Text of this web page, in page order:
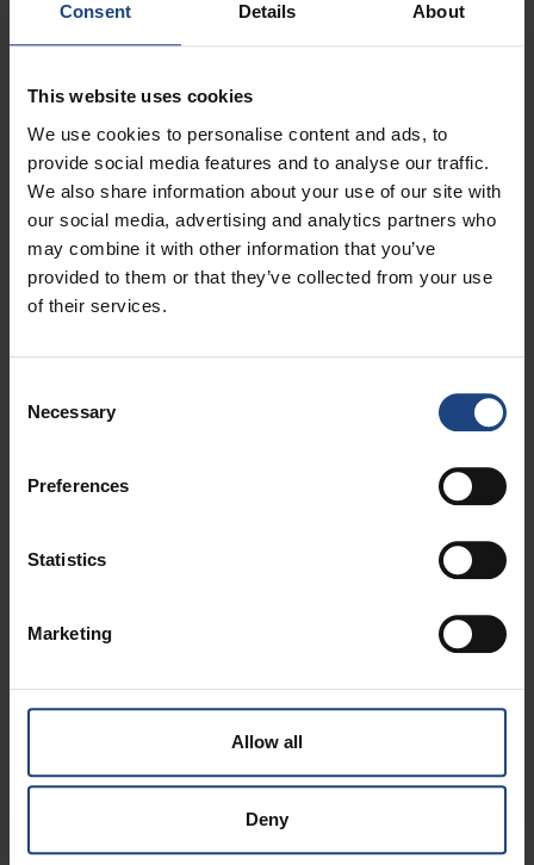
Consent Details About
This website uses cookies
We use cookies to personalise content and ads, to
provide social media features and to analyse our traffic.
We also share information about your use of our site with
our social media, advertising and analytics partners who
may combine it with other information that you’ve
provided to them or that they’ve collected from your use
of their services.
Selection
Necessary
Preferences
Statistics
Marketing
Allow all
Deny
Шаг 1
Загрузите мобильное приложение Croatia
Airlines на свой мобильный телефон из
Найдите eNovine -электронные новости в
выберите названия, которые хотите